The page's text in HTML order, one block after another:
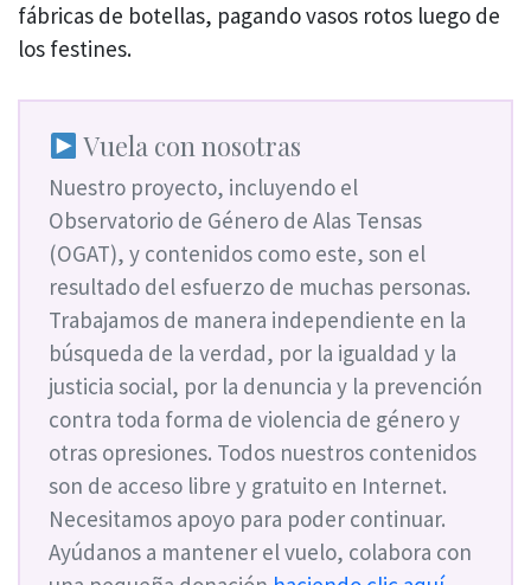
fábricas de botellas, pagando vasos rotos luego de
los festines.
Vuela con nosotras
Nuestro proyecto, incluyendo el
Observatorio de Género de Alas Tensas
(OGAT), y contenidos como este, son el
resultado del esfuerzo de muchas personas.
Trabajamos de manera independiente en la
búsqueda de la verdad, por la igualdad y la
justicia social, por la denuncia y la prevención
contra toda forma de violencia de género y
otras opresiones. Todos nuestros contenidos
son de acceso libre y gratuito en Internet.
Necesitamos apoyo para poder continuar.
Ayúdanos a mantener el vuelo, colabora con